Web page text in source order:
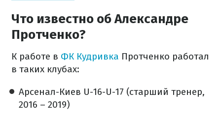
Что известно об Александре
Протченко?
К работе в ФК Кудривка Протченко работал
в таких клубах:
Арсенал-Киев U-16-U-17 (старший тренер,
2016 – 2019)